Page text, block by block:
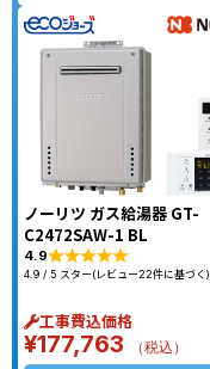
ノーリツ ガス給湯器 GT-
C2472SAW-1 BL
4.9
4.9 / 5 スター(レビュー22件に基づく)
工事費込価格
¥177,763 （税込）